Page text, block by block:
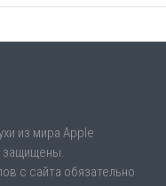
из мира Apple
защищены.
с сайта обязательно